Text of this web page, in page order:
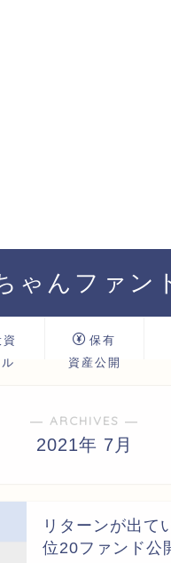
ゃんファン
保有
資産公開
― ARCHIVES ―
2021年 7月
リターンが出て
位20ファンド公